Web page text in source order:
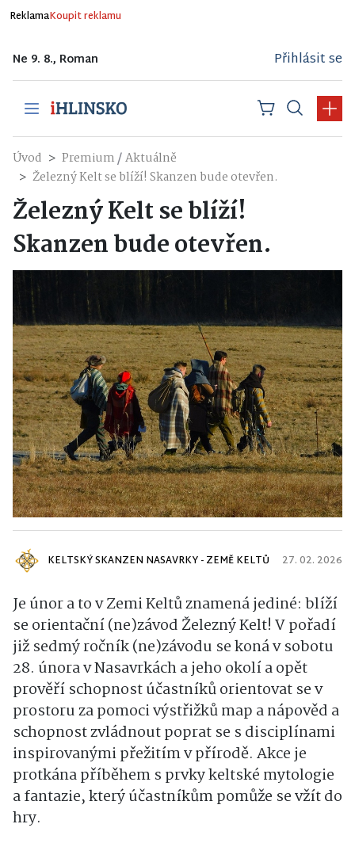
ReklamaKoupit reklamu
Ne 9. 8., Roman Přihlásit se
Úvod Premium/Aktuálně
Železný Kelt se blíží! Skanzen bude otevřen.
Železný Kelt se blíží!
Skanzen bude otevřen.
KELTSKÝ SKANZEN NASAVRKY - ZEMĚ KELTŮ 27. 02. 2026
Je únor a to v Zemi Keltů znamená jediné: blíží
se orientační (ne)závod Železný Kelt! V pořadí
již sedmý ročník (ne)závodu se koná v sobotu
28. února v Nasavrkách a jeho okolí a opět
prověří schopnost účastníků orientovat se v
prostoru za pomoci výstřižků map a nápověd a
schopnost zvládnout poprat se s disciplínami
inspirovanými přežitím v přírodě. Akce je
protkána příběhem s prvky keltské mytologie
a fantazie, který účastníkům pomůže se vžít do
hry.